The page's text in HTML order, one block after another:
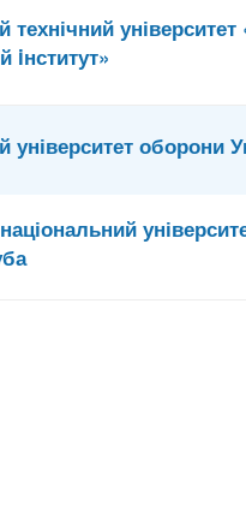
технічний університет
iнститут»
університет оборони